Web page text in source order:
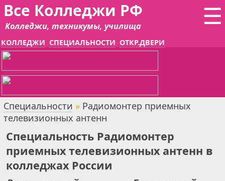
☰
Все Колледжи РФ
Колледжи, техникумы, училища
КОЛЛЕДЖИ СПЕЦИАЛЬНОСТИ ОТКР.ДВЕРИ
Специальности » Радиомонтер приемных
телевизионных антенн
Специальность Радиомонтер
приемных телевизионных антенн в
колледжах России